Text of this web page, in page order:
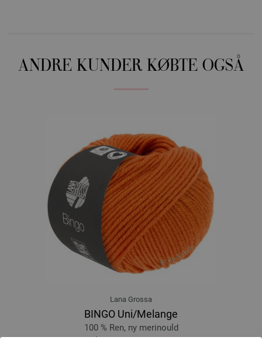
ANDRE KUNDER KØBTE OGSÅ
Lana Grossa
BINGO Uni/Melange
100 % Ren, ny merinould
Løbelængde: ca. 80 m / 50 g